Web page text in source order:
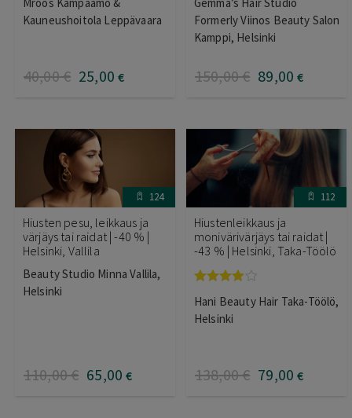
tuotteesta:
5.00/ 5
Kauneushoitola Leppävaara
40,00€ 25,00 €
tuotteesta:
5.00/ 5
Formerly Viinos Beauty Salon
Kamppi, Helsinki
150,00€ 89,00 €
124
Hiusten pesu, leikkaus ja
värjäys tai raidat | -40 % |
Helsinki, Vallila
Beauty Studio Minna Vallila,
Helsinki
110,00€ 65,00 €
112
Hiustenleikkaus ja
monivärivärjäys tai raidat |
-43 % | Helsinki, Taka-Töölö
tuotteesta:
4.00/ 5
Hani Beauty Hair Taka-Töölö,
Helsinki
138,00€ 79,00 €